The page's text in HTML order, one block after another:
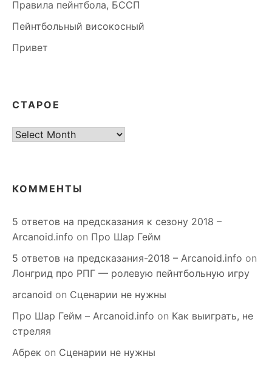
Правила пейнтбола, БССП
Пейнтбольный високосный
Привет
СТАРОЕ
старое
КОММЕНТЫ
5 ответов на предсказания к сезону 2018 –
Arcanoid.info on Про Шар Гейм
5 ответов на предсказания-2018 – Arcanoid.info on
Лонгрид про РПГ — ролевую пейнтбольную игру
arcanoid on Сценарии не нужны
Про Шар Гейм – Arcanoid.info on Как выиграть, не
стреляя
Абрек on Сценарии не нужны